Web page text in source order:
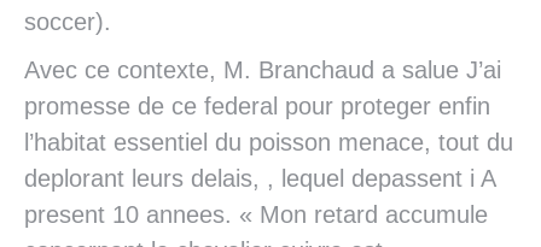
soccer).
Avec ce contexte, M. Branchaud a salue J’ai
promesse de ce federal pour proteger enfin
l’habitat essentiel du poisson menace, tout du
deplorant leurs delais, , lequel depassent i A
present 10 annees. « Mon retard accumule